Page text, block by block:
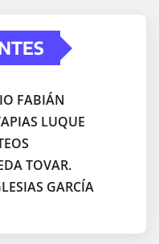
FABIÁN
LUQUE
TOVAR.
GARCÍA